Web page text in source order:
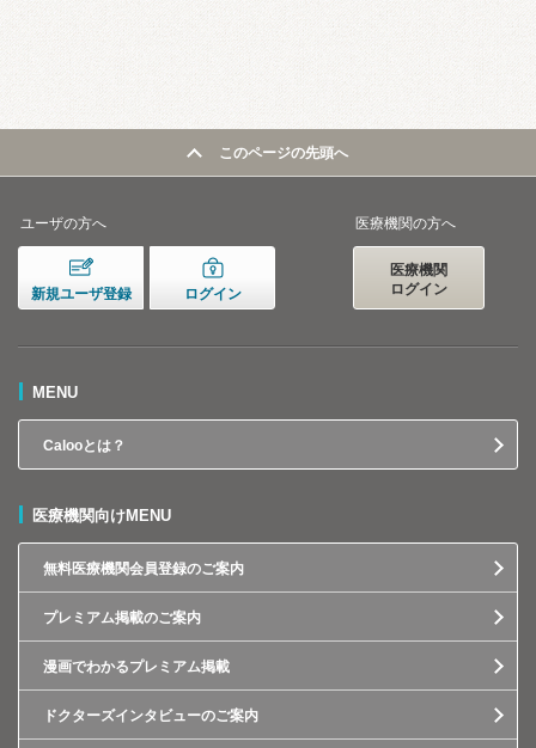
このページの先頭へ
ユーザの方へ
新規ユーザ登録 ログイン
医療機関の方へ
医療機関
ログイン
MENU
Calooとは？
医療機関向けMENU
無料医療機関会員登録のご案内
プレミアム掲載のご案内
漫画でわかるプレミアム掲載
ドクターズインタビューのご案内